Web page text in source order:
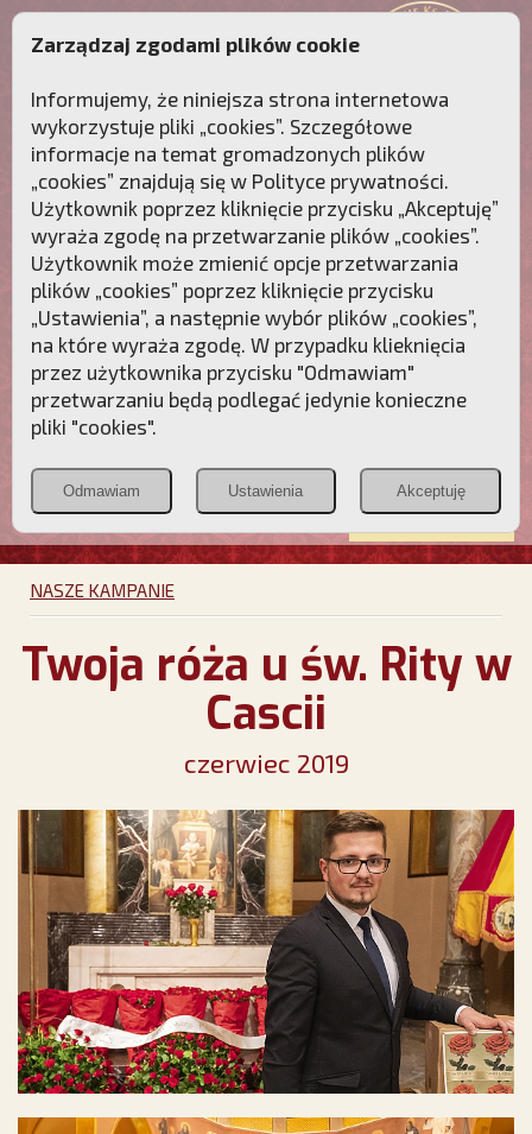
Przebudźmy sumienia Polaków!
Polonia
Christiana
PCh24.pl
Przymierze
POZNAJ APOSTOLAT FATIMY WESPRZYJ
NAS
NASZE KAMPANIE
Twoja róża u św. Rity w
Cascii
czerwiec 2019
Zarządzaj zgodami plików cookie
Informujemy, że niniejsza strona internetowa
wykorzystuje pliki „cookies”. Szczegółowe
informacje na temat gromadzonych plików
„cookies” znajdują się w Polityce prywatności.
Użytkownik poprzez kliknięcie przycisku „Akceptuję”
wyraża zgodę na przetwarzanie plików „cookies”.
Użytkownik może zmienić opcje przetwarzania
plików „cookies” poprzez kliknięcie przycisku
„Ustawienia”, a następnie wybór plików „cookies”,
na które wyraża zgodę. W przypadku klieknięcia
przez użytkownika przycisku "Odmawiam"
przetwarzaniu będą podlegać jedynie konieczne
pliki "cookies".
Odmawiam Ustawienia Akceptuję